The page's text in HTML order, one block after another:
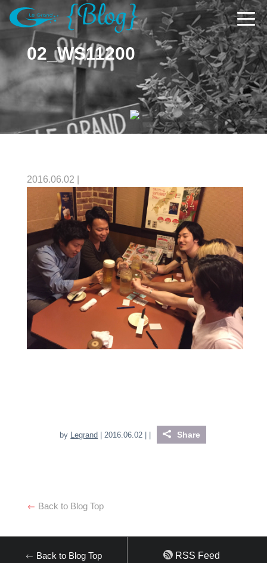
02_WS11200
2016.06.02
by Legrand | 2016.06.02 | Share
Back to Blog Top
Back to Blog Top RSS Feed